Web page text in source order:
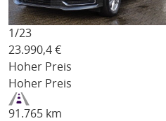
1/23
23.990,4 €
Hoher Preis
Hoher Preis
91.765 km